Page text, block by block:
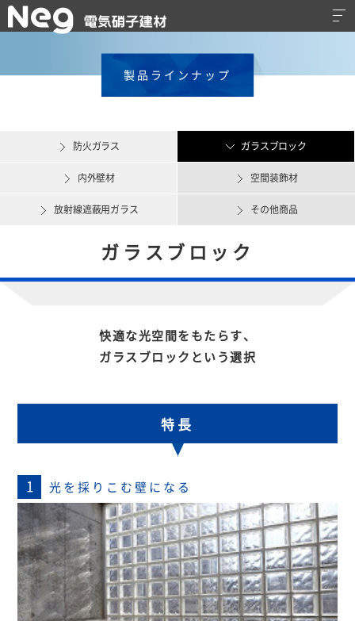
製品ラインナップ
防火ガラス ガラスブロック
内外壁材 空間装飾材
放射線遮蔽用ガラス その他商品
ガラスブロック
快適な光空間をもたらす、
ガラスブロックという選択
特長
1 光を採りこむ壁になる